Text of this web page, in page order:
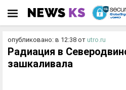
опубликовано: в 12:38 от utro.ru
Радиация в
зашкаливала